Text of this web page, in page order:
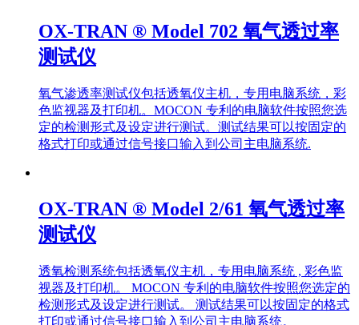
OX-TRAN ® Model 702 氧气透过率
测试仪
氧气渗透率测试仪包括透氧仪主机，专用电脑系统，彩
色监视器及打印机。MOCON 专利的电脑软件按照您选
定的检测形式及设定进行测试。测试结果可以按固定的
格式打印或通过信号接口输入到公司主电脑系统.
OX-TRAN ® Model 2/61 氧气透过率
测试仪
透氧检测系统包括透氧仪主机，专用电脑系统 , 彩色监
视器及打印机。 MOCON 专利的电脑软件按照您选定的
检测形式及设定进行测试。 测试结果可以按固定的格式
打印或通过信号接口输入到公司主电脑系统。